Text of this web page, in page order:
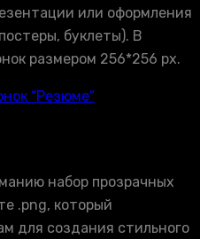
или оформления
буклеты). В
размером 256*256 px.
“Резюме”
набор прозрачных
.png, который
для создания стильного